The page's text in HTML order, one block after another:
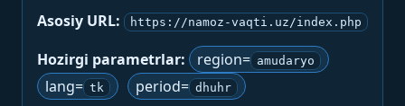
Asosiy URL:
https://namoz-vaqti.uz/index.php
Hozirgi parametrlar: region= amudaryo
lang= tk period= dhuhr